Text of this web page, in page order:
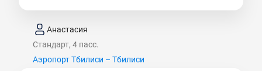
Анастасия
Стандарт, 4 пасс.
Аэропорт Тбилиси – Тбилиси